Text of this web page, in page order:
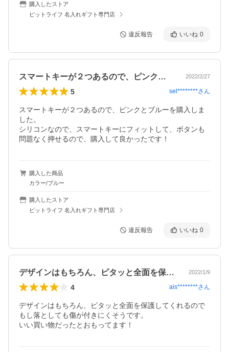
購入したストア
ピットライフ 名入れギフト専門店
違反報告 いいね 0
スマートキーが２つあるので、ピンクとブ… 2022/2/27
5 sel********さん
スマートキーが２つあるので、ピンクとブルーを購入しま
した。
シリコンなので、スマートキーにフィットして、ボタンも
問題なく押せるので、購入して良かったです！
購入した商品
カラー/ブルー
購入したストア
ピットライフ 名入れギフト専門店
違反報告 いいね 0
デザインはもちろん、ピタッと全面を保護… 2022/1/9
4 ais********さん
デザインはもちろん、ピタッと全面を保護してくれるので
もし落としても傷が付きにくそうです。
いい買い物だったとおもってます！